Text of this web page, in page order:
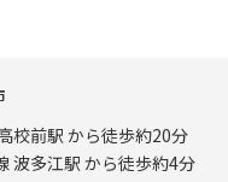
校前駅 から徒歩約20分
波多江駅 から徒歩約4分